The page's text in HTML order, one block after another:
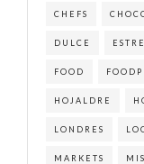
CHEFS
DULCE
FOOD
HOJALDRE
LONDRES
MARKETS